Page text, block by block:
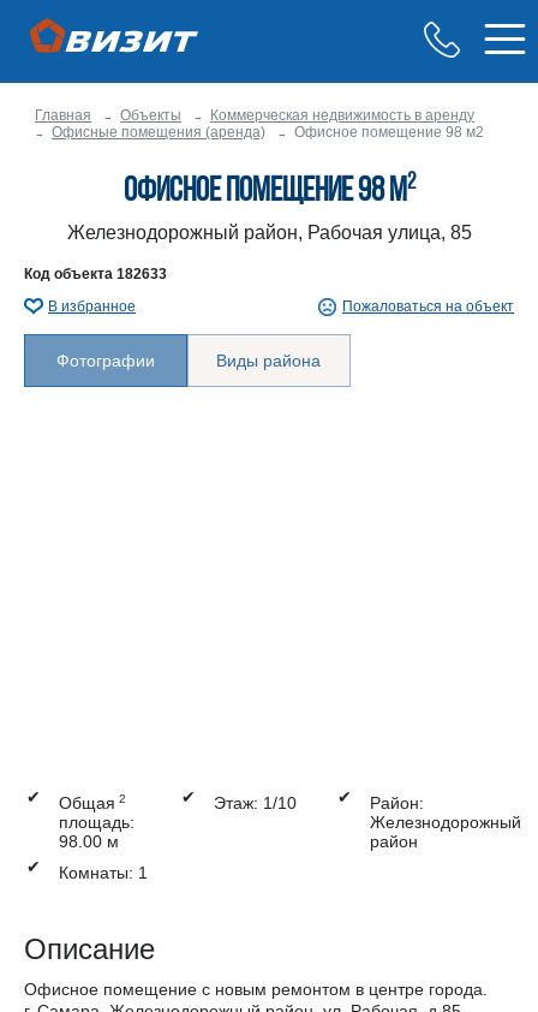
Главная Объекты
Коммерческая недвижимость в аренду
Офисные помещения (аренда)
Офисное помещение 98 м2
Офисное помещение 98 м2
Железнодорожный район, Рабочая улица, 85
Код объекта 182633
В избранное
Пожаловаться на объект
Фотографии Виды района
✔
Общая
площадь:
98.00 м
2 ✔ Этаж: 1/10 ✔
Район:
Железнодорожный
район
✔
Комнаты: 1
Описание
Офисное помещение с новым ремонтом в центре города.